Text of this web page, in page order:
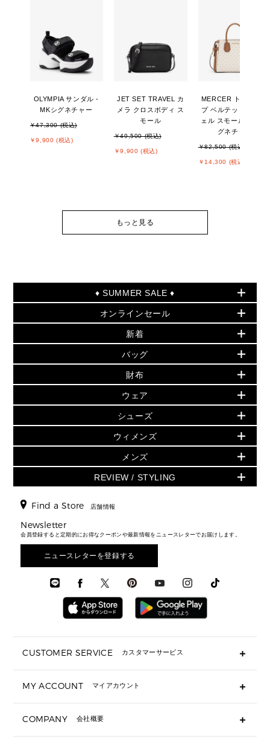
OLYMPIA サンダル -
MKシグネチャー
￥47,300 (税込)
￥9,900 (税込)
JET SET TRAVEL カ
メラ クロスボディ ス
モール
￥49,500 (税込)
￥9,900 (税込)
MERCER トップジッ
プ ベルテッド サッチ
ェル スモール - MKシ
グネチャー
￥82,500 (税込)
￥14,300 (税込)
もっと見る
♦ SUMMER SALE ♦
セールおすすめアイテム
▶ ウィメンズ
バッグ
小物
シューズ・靴
ウェア
アクセサリー
時計
▶ メンズ
バッグ
ウェア
アクセサリー
オンラインセール
PRODUCT OF THE MONTH - 今月の特別価格
再値下げアイテム
追加アイテム
▶ ウィメンズすべて(ウェア・シューズ除く)
バッグ
財布・小物
ウェア
シューズ
時計・ジュエリー
アクセサリー
メンズ バッグ
メンズ 財布・小物
メンズ シューズ
メンズ ウェア
メンズ 時計・その他
新着
夏のスタイル
▶ すべて
▶ ウィメンズすべて
財布・小物
アクセサリー
フレグランス
シューズ
▶ メンズすべて
メンズ財布・小物
メンズアクセサリー
メンズウェア
バッグ
人気の定番アイテム
日本限定 - バッグ
▶ ウィメンズすべて
トートバッグ
ショルダーバッグ
クロスボディ・斜め掛け
トラベル
3 IN 1 / 2 IN 1 バッグ
▶ メンズすべて
財布
日本限定 - 財布・小物
▶ ウィメンズすべて
GREENWICH
折り財布(二つ折り・三つ折り)
長財布
▶ メンズすべて
ウェア
▶ ウィメンズすべて
トップス
スカート・パンツ
ジャケット・アウター
▶ メンズすべて
シューズ
▶ ウィメンズすべて
サンダル
スニーカー
▶ メンズすべて
ウィメンズ
人気の定番アイテム
▶ ウィメンズすべて
▶ バッグすべて
通勤・通学アイテム
3 IN 1 バッグ
ミニ財布・フラグメントケース
▶ 小物すべて
定期ケース・カードケース・名刺入れ
サンダル
メンズ
▶ メンズすべて
財布・小物
時計・ジュエリー
アクセサリー
REVIEW / STYLING
エディターレビュー
Find a Store 店舗情報
Newsletter
会員登録すると定期的にお得なクーポンや最新情報をニュースレターでお届けします。
ニュースレターを登録する
CUSTOMER SERVICE カスタマーサービス
ギフト用にラッピングができますか？
ショッピングバッグを購入商品分送ってもらえますか？
注文後に完了メールが受信できないのですが？
MY ACCOUNT マイアカウント
COMPANY 会社概要